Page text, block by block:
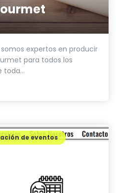
expertos en producir
para todos los
toda...
de eventos